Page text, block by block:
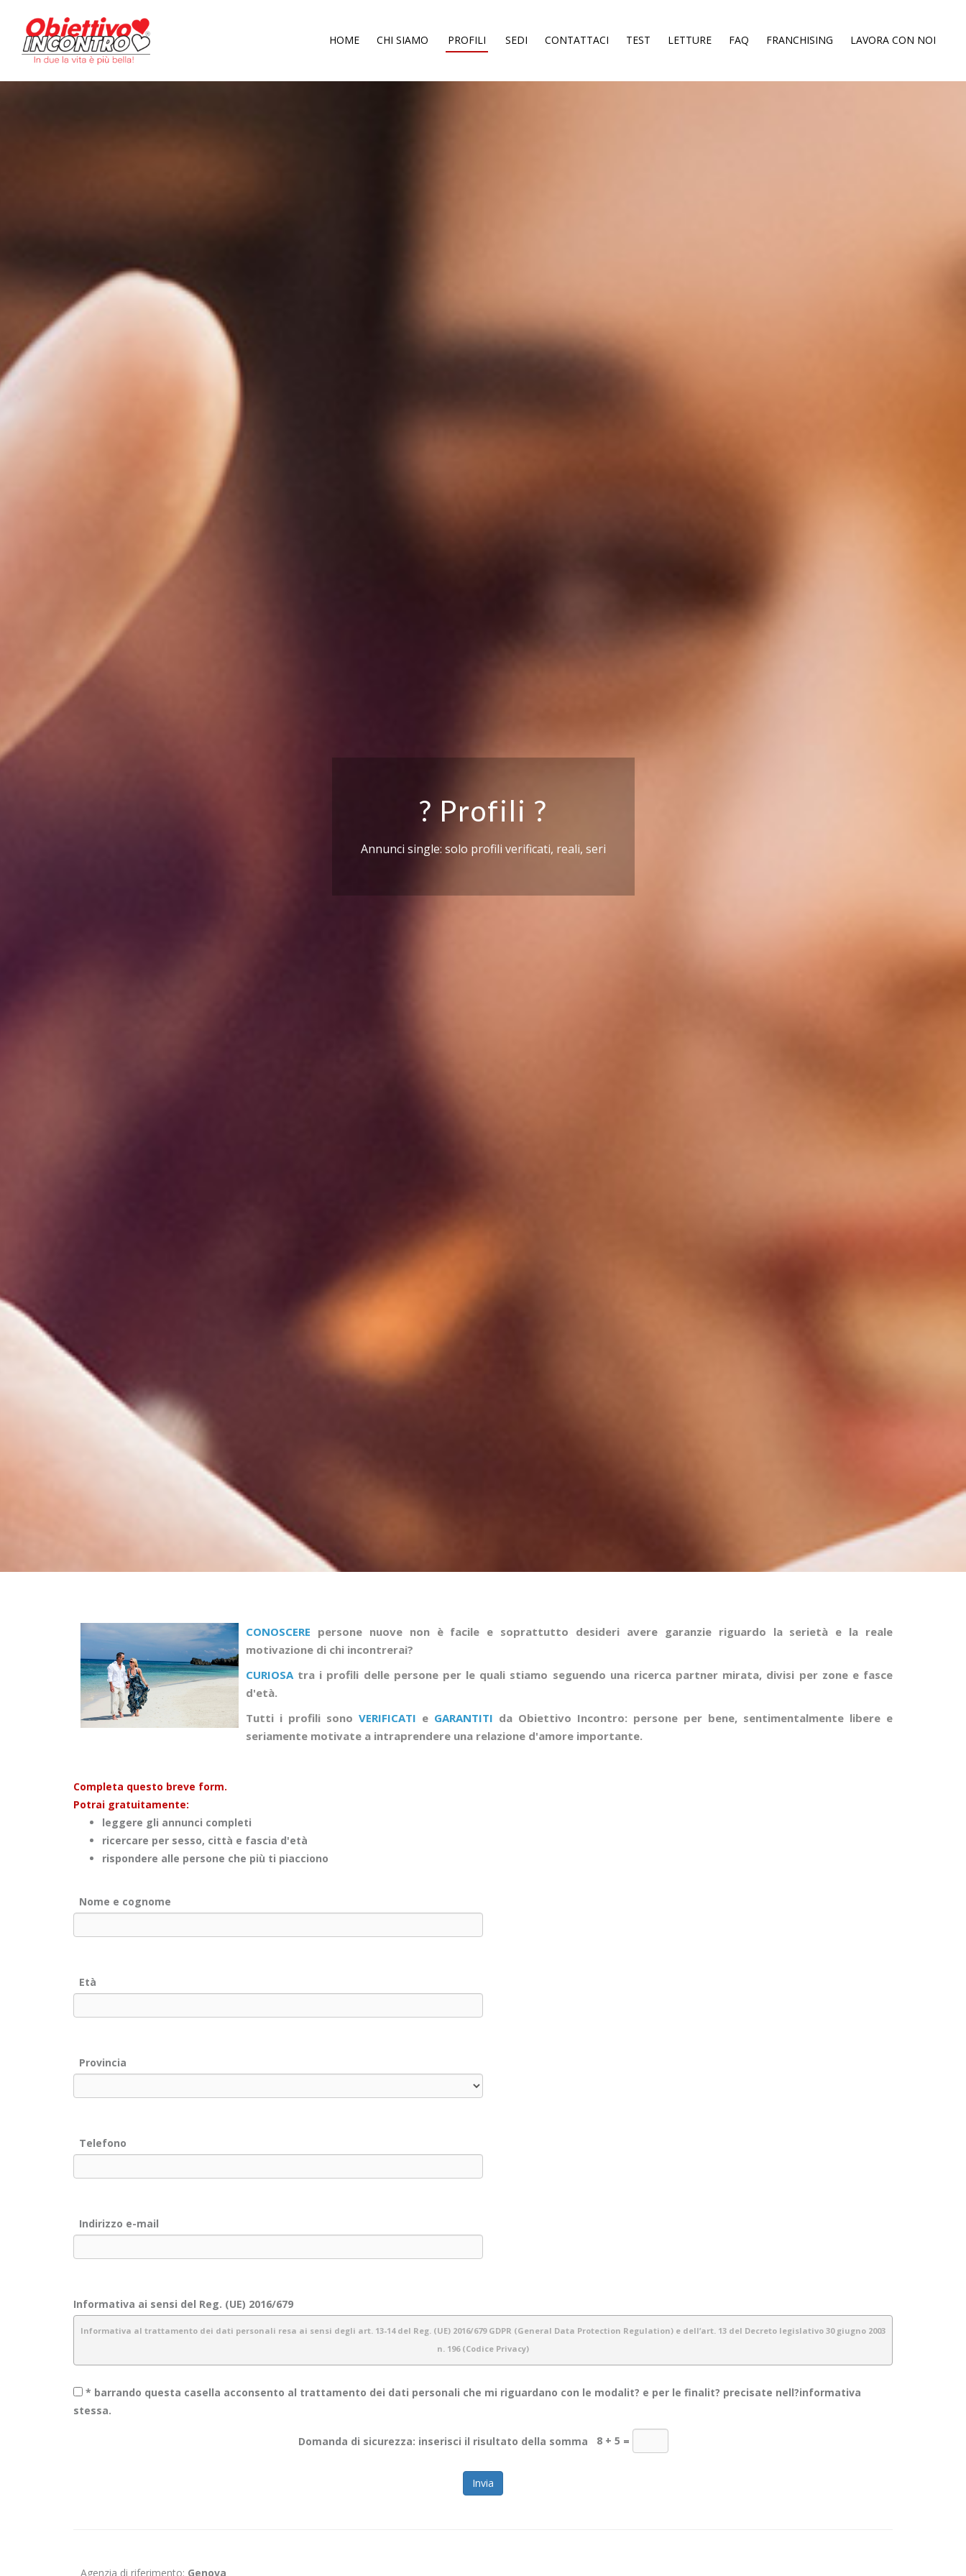
HOME CHI SIAMO PROFILI SEDI CONTATTACI TEST LETTURE FAQ FRANCHISING LAVORA CON NOI
? Profili ?
Annunci single: solo profili verificati, reali, seri
CONOSCERE persone nuove non è facile e soprattutto desideri avere garanzie riguardo la serietà e la reale
motivazione di chi incontrerai?
CURIOSA tra i profili delle persone per le quali stiamo seguendo una ricerca partner mirata, divisi per zone e fasce
d'età.
Tutti i profili sono VERIFICATI e GARANTITI da Obiettivo Incontro: persone per bene, sentimentalmente libere e
seriamente motivate a intraprendere una relazione d'amore importante.
Completa questo breve form.
Potrai gratuitamente:
leggere gli annunci completi
ricercare per sesso, città e fascia d'età
rispondere alle persone che più ti piacciono
Nome e cognome
Età
Provincia
Telefono
Indirizzo e-mail
Informativa ai sensi del Reg. (UE) 2016/679
Informativa al trattamento dei dati personali resa ai sensi degli art. 13-14 del Reg. (UE) 2016/679 GDPR (General Data Protection Regulation) e dell’art. 13 del Decreto legislativo 30 giugno 2003
n. 196 (Codice Privacy)
1.Introduzione
garantiamo sicurezza e riservatezza durante l’elaborazione delle informazioni personali dei nostri utenti.
informazioni raccolte tramite canali diversi dal presente sito web. Lo scopo di questa informativa è di fornire la massima trasparenza relativamente alle informazioni che il sito raccoglie e su come le usa.
* barrando questa casella acconsento al trattamento dei dati personali che mi riguardano con le modalit? e per le finalit? precisate nell?informativa
stessa.
Domanda di sicurezza: inserisci il risultato della somma 8 + 5 =
Agenzia di riferimento: Genova